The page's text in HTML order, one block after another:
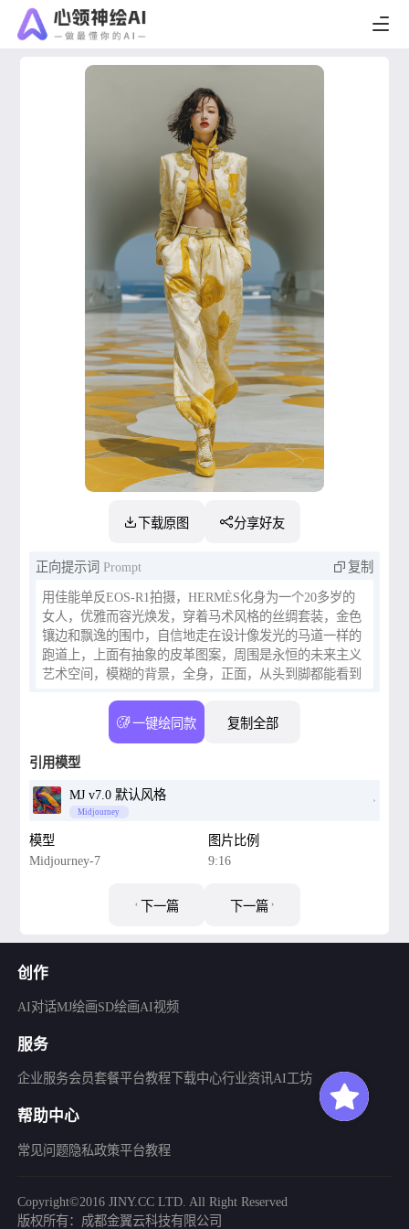
下载原图 分享好友
正向提示词 Prompt 复制
用佳能单反EOS-R1拍摄，HERMÈS化身为一个20多岁的
女人，优雅而容光焕发，穿着马术风格的丝绸套装，金色
镶边和飘逸的围巾，自信地走在设计像发光的马道一样的
跑道上，上面有抽象的皮革图案，周围是永恒的未来主义
艺术空间，模糊的背景，全身，正面，从头到脚都能看到
一键绘同款 复制全部
引用模型
MJ v7.0 默认风格
Midjourney
模型
Midjourney-7
图片比例
9:16
下一篇 下一篇
创作
AI对话MJ绘画SD绘画AI视频
服务
企业服务会员套餐平台教程 下载中心行业资讯AI工坊
帮助中心
常见问题隐私政策平台教程
Copyright©2016 JINY.CC LTD. All Right Reserved
版权所有：成都金翼云科技有限公司